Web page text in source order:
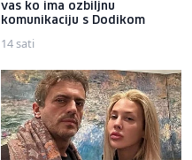
vas ko ima ozbiljnu
komunikaciju s Dodikom
14 sati